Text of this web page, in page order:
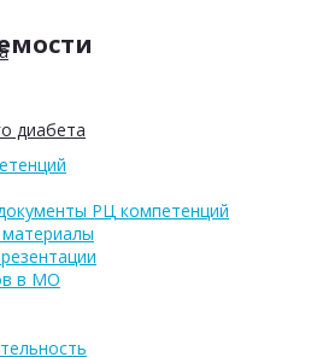
диабета
РЦ компетенций
в МО